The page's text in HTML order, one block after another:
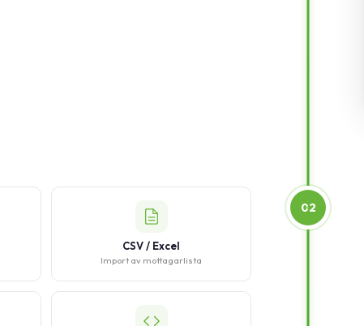
CSV / Excel
Import av mottagarlista
02